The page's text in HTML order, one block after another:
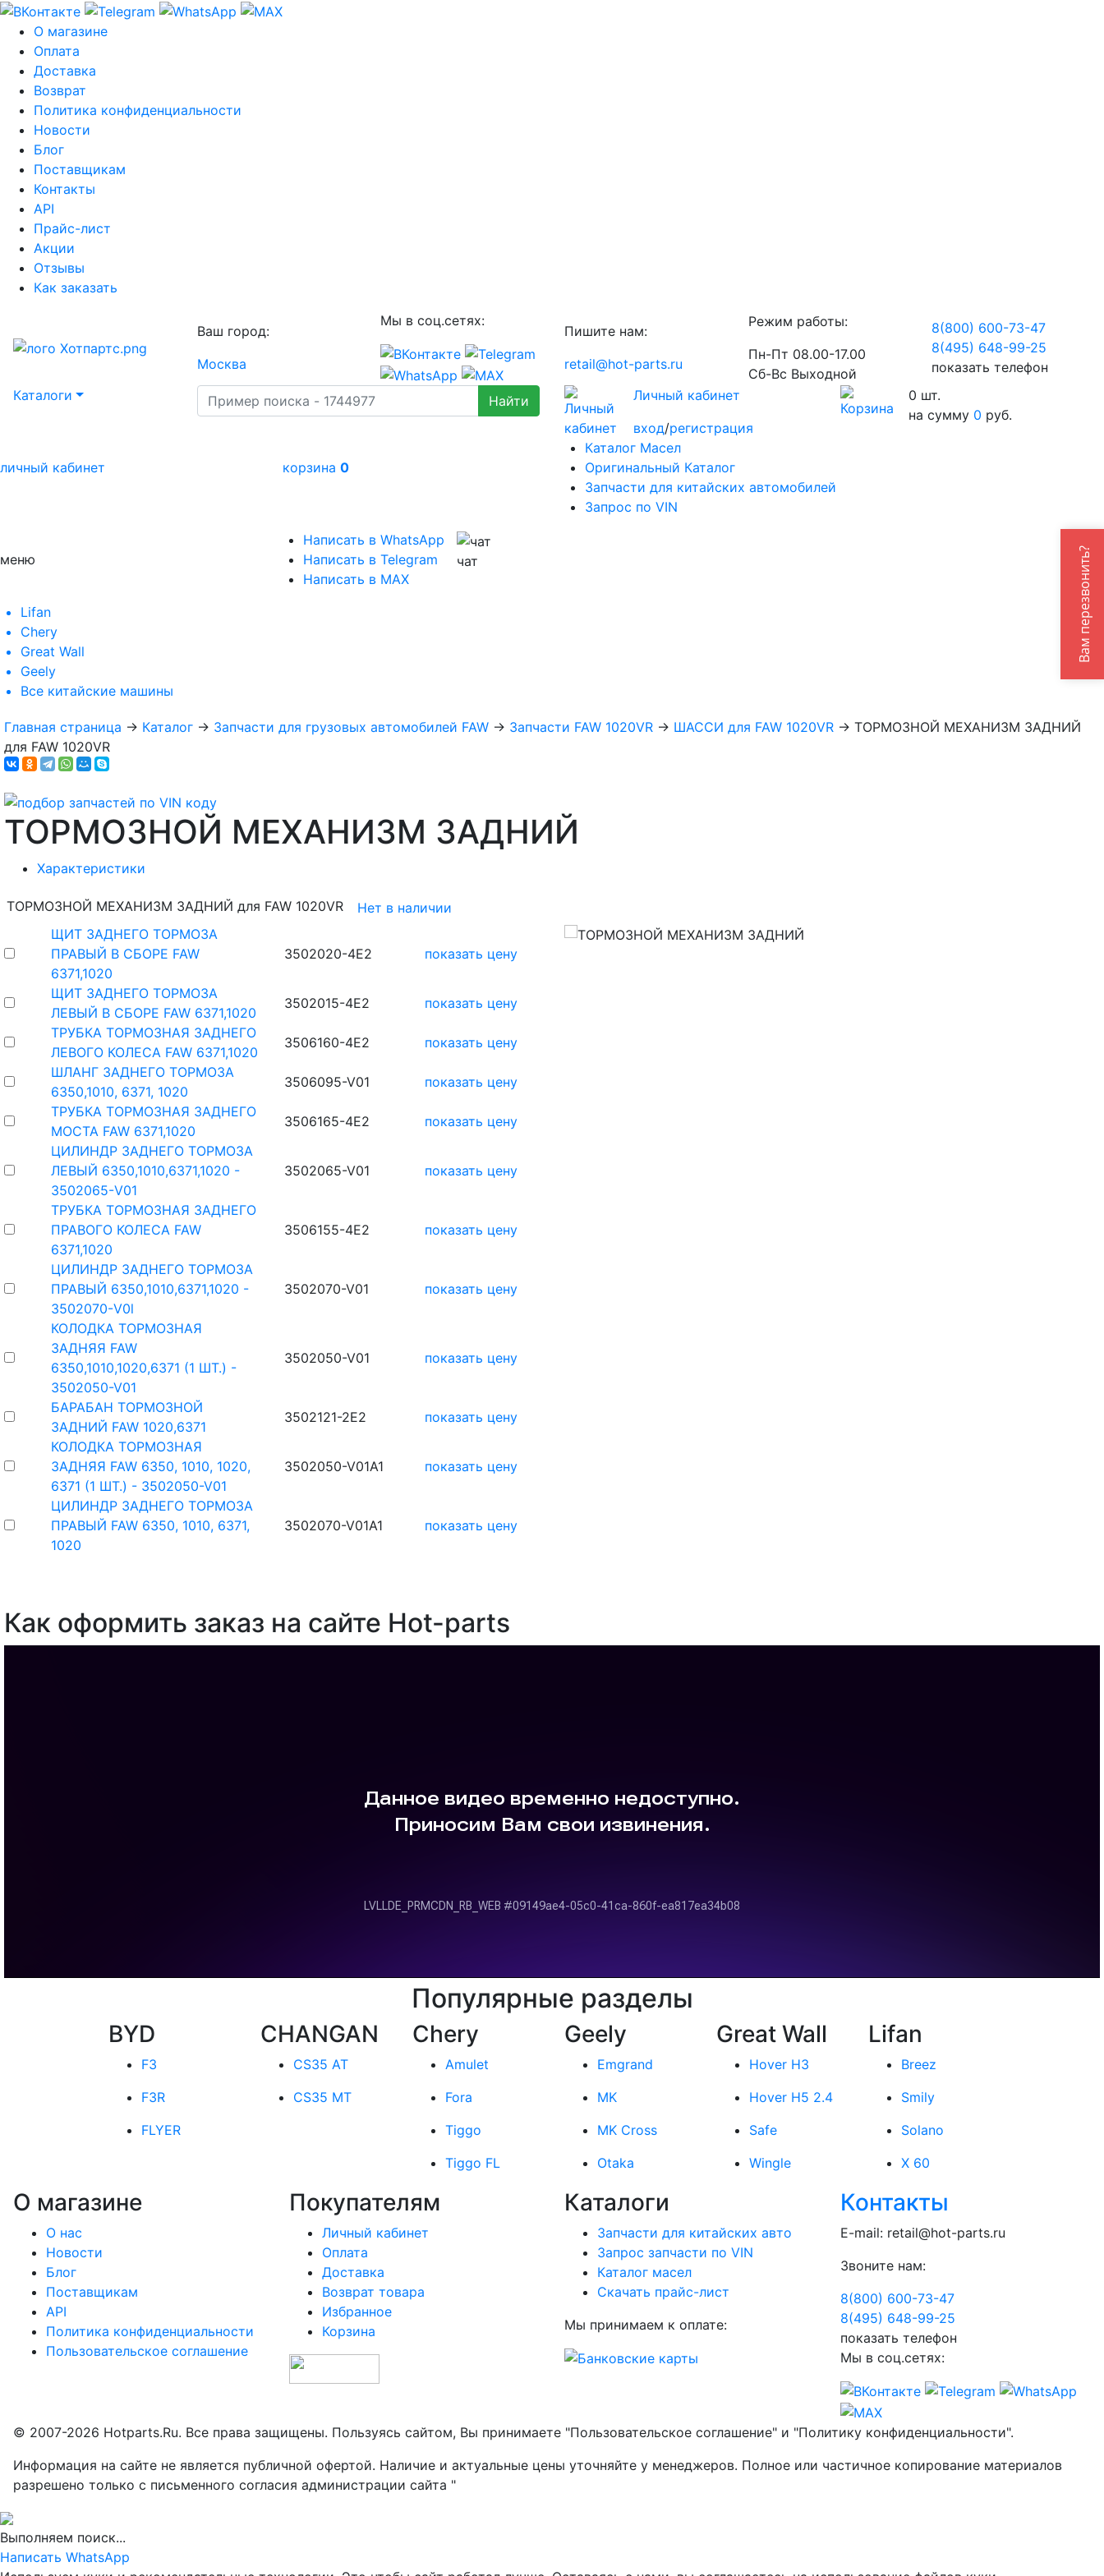
О магазине
Оплата
Доставка
Возврат
Политика конфиденциальности
Новости
Блог
Поставщикам
Контакты
API
Прайс-лист
Акции
Отзывы
Как заказать
Ваш город:
Москва
Мы в соц.сетях:
Пишите нам:
retail@hot-parts.ru
Режим работы:
Пн-Пт 08.00-17.00
Сб-Вс Выходной
8(800) 600-73-47
8(495) 648-99-25
показать телефон
Каталоги
Личный кабинет
вход/регистрация
0 шт.
на сумму 0 руб.
личный кабинет корзина 0
Каталог Масел
Оригинальный Каталог
Запчасти для китайских автомобилей
Запрос по VIN
меню
Написать в WhatsApp
Написать в Telegram
Написать в MAX
чат
Lifan
Chery
Great Wall
Geely
Все китайские машины
Главная страница → Каталог → Запчасти для грузовых автомобилей FAW → Запчасти FAW 1020VR → ШАССИ для FAW 1020VR → ТОРМОЗНОЙ МЕХАНИЗМ ЗАДНИЙ
для FAW 1020VR
ТОРМОЗНОЙ МЕХАНИЗМ ЗАДНИЙ
Характеристики
ТОРМОЗНОЙ МЕХАНИЗМ ЗАДНИЙ для FAW 1020VR
Нет в наличии
ЩИТ ЗАДНЕГО ТОРМОЗА
ПРАВЫЙ В СБОРЕ FAW
6371,1020
3502020-4E2 показать цену
ЩИТ ЗАДНЕГО ТОРМОЗА
ЛЕВЫЙ В СБОРЕ FAW 6371,1020
3502015-4E2
показать цену
ТРУБКА ТОРМОЗНАЯ ЗАДНЕГО
ЛЕВОГО КОЛЕСА FAW 6371,1020
3506160-4E2
показать цену
ШЛАНГ ЗАДНЕГО ТОРМОЗА
6350,1010, 6371, 1020
3506095-V01
показать цену
ТРУБКА ТОРМОЗНАЯ ЗАДНЕГО
МОСТА FAW 6371,1020
3506165-4E2
показать цену
ЦИЛИНДР ЗАДНЕГО ТОРМОЗА
ЛЕВЫЙ 6350,1010,6371,1020 -
3502065-V01
3502065-V01 показать цену
ТРУБКА ТОРМОЗНАЯ ЗАДНЕГО
ПРАВОГО КОЛЕСА FAW
6371,1020
3506155-4E2 показать цену
ЦИЛИНДР ЗАДНЕГО ТОРМОЗА
ПРАВЫЙ 6350,1010,6371,1020 -
3502070-V0l
3502070-V01 показать цену
КОЛОДКА ТОРМОЗНАЯ
ЗАДНЯЯ FAW
6350,1010,1020,6371 (1 ШТ.) -
3502050-V01
3502050-V01 показать цену
БАРАБАН ТОРМОЗНОЙ
ЗАДНИЙ FAW 1020,6371
3502121-2E2
показать цену
КОЛОДКА ТОРМОЗНАЯ
ЗАДНЯЯ FAW 6350, 1010, 1020,
6371 (1 ШТ.) - 3502050-V01
3502050-V01A1 показать цену
ЦИЛИНДР ЗАДНЕГО ТОРМОЗА
ПРАВЫЙ FAW 6350, 1010, 6371,
1020
3502070-V01A1 показать цену
Как оформить заказ на сайте Hot-parts
Популярные разделы
BYD
F3
F3R
FLYER
CHANGAN
CS35 AT
CS35 MT
Chery
Amulet
Fora
Tiggo
Tiggo FL
Geely
Emgrand
MK
MK Cross
Otaka
Great Wall
Hover H3
Hover H5 2.4
Safe
Wingle
Lifan
Breez
Smily
Solano
X 60
О магазине
О нас
Новости
Блог
Поставщикам
API
Политика конфиденциальности
Пользовательское соглашение
Покупателям
Личный кабинет
Оплата
Доставка
Возврат товара
Избранное
Корзина
Каталоги
Запчасти для китайских авто
Запрос запчасти по VIN
Каталог масел
Скачать прайс-лист
Мы принимаем к оплате:
Контакты
E-mail: retail@hot-parts.ru
Звоните нам:
8(800) 600-73-47
8(495) 648-99-25
показать телефон
Мы в соц.сетях:
© 2007-2026 Hotparts.Ru. Все права защищены. Пользуясь сайтом, Вы принимаете "Пользовательское соглашение" и "Политику конфиденциальности".
Информация на сайте не является публичной офертой. Наличие и актуальные цены уточняйте у менеджеров. Полное или частичное копирование материалов
разрешено только с письменного согласия администрации сайта "
Выполняем поиск...
Написать WhatsApp
Вам перезвонить?